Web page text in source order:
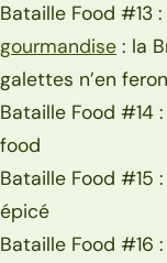
Bataille Food #13
gourmandise : la
galettes n’en
Bataille Food #14
food
Bataille Food #15
épicé
Bataille Food #16